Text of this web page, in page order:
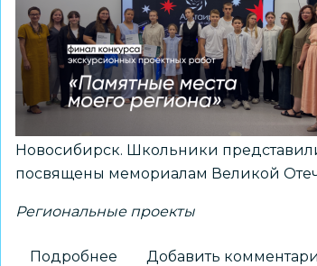
срока
давности.
Память,
отражённая
поколениями»
Новосибирск. Школьники
посвящены мемориалам Великой
Региональные проекты
Подробнее Добавить